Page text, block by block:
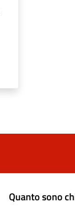
Quanto sono